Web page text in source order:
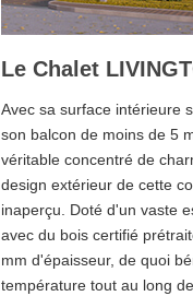
Le Chalet
Avec sa surface intérieure
son balcon de moins de 5
véritable concentré de
design extérieur de cette
inaperçu. Doté d'un vaste
avec du bois certifié
mm d'épaisseur, de quoi
température tout au long